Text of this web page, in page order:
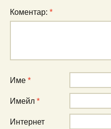
Коментар: *
Име *
Имейл *
Интернет